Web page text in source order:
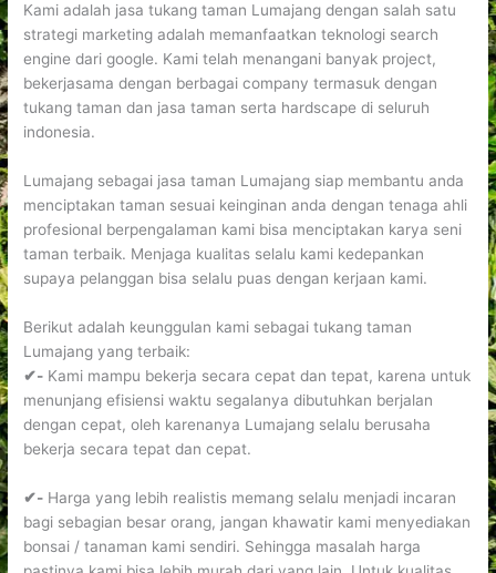
Kami adalah jasa tukang taman Lumajang dengan salah satu
strategi marketing adalah memanfaatkan teknologi search
engine dari google. Kami telah menangani banyak project,
bekerjasama dengan berbagai company termasuk dengan
tukang taman dan jasa taman serta hardscape di seluruh
indonesia.
Lumajang sebagai jasa taman Lumajang siap membantu anda
menciptakan taman sesuai keinginan anda dengan tenaga ahli
profesional berpengalaman kami bisa menciptakan karya seni
taman terbaik. Menjaga kualitas selalu kami kedepankan
supaya pelanggan bisa selalu puas dengan kerjaan kami.
Berikut adalah keunggulan kami sebagai tukang taman
Lumajang yang terbaik:
✔- Kami mampu bekerja secara cepat dan tepat, karena untuk
menunjang efisiensi waktu segalanya dibutuhkan berjalan
dengan cepat, oleh karenanya Lumajang selalu berusaha
bekerja secara tepat dan cepat.
✔- Harga yang lebih realistis memang selalu menjadi incaran
bagi sebagian besar orang, jangan khawatir kami menyediakan
bonsai / tanaman kami sendiri. Sehingga masalah harga